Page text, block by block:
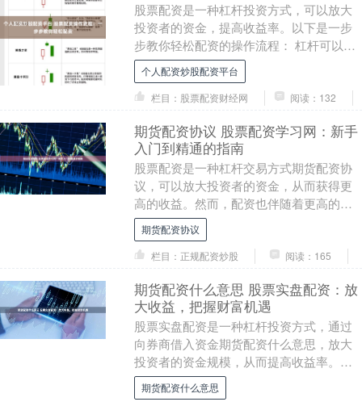
股票配资是一种杠杆投资方式，可以放大
投资者的资金，提高收益率。以下是一步
步教你轻松配资的操作流程： 杠杆可以放
大投资收益，同时也能放大风险。10倍杠
杆意味着投资....
个人配资炒股配资平台
栏目：股票配资财经网
阅读：132
期货配资协议 股票配资学习网：新手
入门到精通的指南
股票配资是一种杠杆交易方式期货配资协
议，可以放大投资者的资金，从而获得更
高的收益。然而，配资也伴随着更高的风
险。对于新手来说，学习股票配资的知识
至关重要。 选择....
期货配资协议
栏目：正规配资炒股
阅读：165
期货配资什么意思 股票实盘配资：放
大收益，把握财富机遇
股票实盘配资是一种杠杆投资方式，通过
向券商借入资金期货配资什么意思，放大
投资者的资金规模，从而提高收益率。它
为投资者提供了放大收益、把握财富机遇
的绝佳机会。 这....
期货配资什么意思